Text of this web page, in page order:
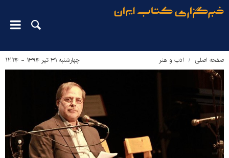
صفحه اصلی ادب و هنر چهارشنبه ۳۱ تیر ۱۳۹۴ - ۱۲:۲۴